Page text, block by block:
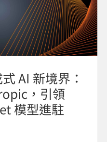
AI 新境界：
，引領
模型進駐